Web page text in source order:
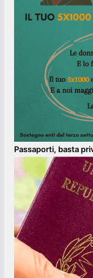
Passaporti, basta